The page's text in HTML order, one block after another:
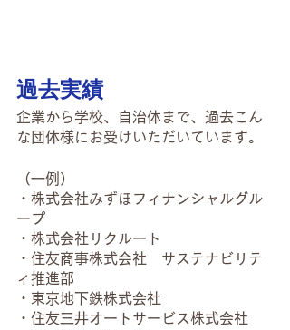
過去実績
企業から学校、自治体まで、過去こん
な団体様にお受けいただいています。
（一例）
・株式会社みずほフィナンシャルグル
ープ
・株式会社リクルート
・住友商事株式会社　サステナビリテ
ィ推進部
・東京地下鉄株式会社
・住友三井オートサービス株式会社